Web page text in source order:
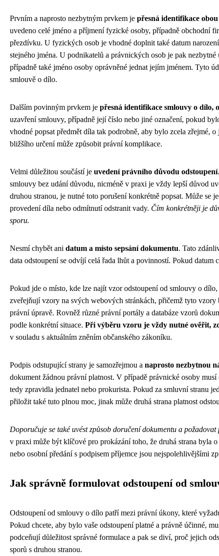
Prvním a naprosto nezbytným prvkem je přesná identifikace
uvedeno celé jméno a příjmení fyzické osoby, případně obchodní
přezdívku. U fyzických osob je vhodné doplnit také datum
stejného jména. U podnikatelů a právnických osob je pak
případně také jméno osoby oprávněné jednat jejím jménem. Tyto
smlouvě o dílo.
Dalším povinným prvkem je přesná identifikace smlouvy o dílo,
uzavření smlouvy, případně její číslo nebo jiné označení, pokud
vhodné popsat předmět díla tak podrobně, aby bylo zcela zřejmé,
bližšího určení může způsobit právní komplikace.
Velmi důležitou součástí je uvedení právního důvodu odstoupení
smlouvy bez udání důvodu, nicméně v praxi je vždy lepší důvod
druhou stranou, je nutné toto porušení konkrétně popsat. Může se
provedení díla nebo odmítnutí odstranit vady. Čím konkrétněji je
sporu.
Nesmí chybět ani datum a místo sepsání dokumentu. Tato
data odstoupení se odvíjí celá řada lhůt a povinností. Pokud
Pokud jde o místo, kde lze najít vzor odstoupení od smlouvy o
zveřejňují vzory na svých webových stránkách, přičemž tyto
právní úpravě. Rovněž různé právní portály a databáze vzorů
podle konkrétní situace. Při výběru vzoru je vždy nutné ověřit,
v souladu s aktuálním zněním občanského zákoníku.
Podpis odstupující strany je samozřejmou a naprosto nezbytnou
dokument žádnou právní platnost. V případě právnické osoby
tedy zpravidla jednatel nebo prokurista. Pokud za smluvní stranu
přiložit také tuto plnou moc, jinak může druhá strana platnost
Doporučuje se také uvést způsob doručení dokumentu a
v praxi může být klíčové pro prokázání toho, že druhá strana byla
nebo osobní předání s podpisem příjemce jsou nejspolehlivějšími
Jak správně formulovat odstoupení od
Odstoupení od smlouvy o dílo patří mezi právní úkony, které
Pokud chcete, aby bylo vaše odstoupení platné a právně účinné,
podceňují důležitost správné formulace a pak se diví, proč jejich
sporů s druhou stranou.